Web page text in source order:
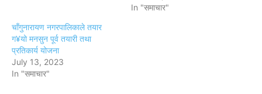
In "समाचार"
चाँगुनारायण नगरपालिकाले तयार
ग¥यो मनसुन पूर्व तयारी तथा
प्रतिकार्य योजना
July 13, 2023
In "समाचार"